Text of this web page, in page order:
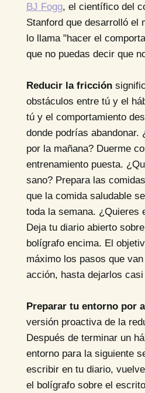
BJ Fogg, el científico del
Stanford que desarrolló el
lo llama "hacer el
que no puedas decir que
Reducir la fricción
obstáculos entre tú y el
tú y el comportamiento
donde podrías abandonar.
por la mañana? Duerme
entrenamiento puesta.
sano? Prepara las
que la comida saludable
toda la semana. ¿Quieres
Deja tu diario abierto
bolígrafo encima. El
máximo los pasos que
acción, hasta dejarlos
Preparar tu entorno por
versión proactiva de la
Después de terminar un
entorno para la siguiente
escribir en tu diario,
el bolígrafo sobre el